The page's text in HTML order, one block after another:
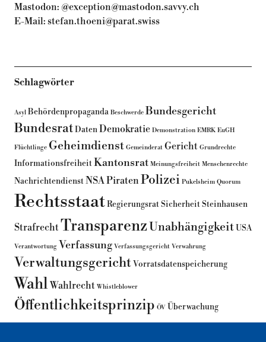
Mastodon: @exception@mastodon.savvy.ch
E-Mail: stefan.thoeni@parat.swiss
Schlagwörter
Asyl Behördenpropaganda Beschwerde Bundesgericht
BundesratDatenDemokratie Demonstration EMRK EuGH
Flüchtlinge Geheimdienst Gemeinderat Gericht Grundrechte
InformationsfreiheitKantonsrat Meinungsfreiheit Menschenrechte
NachrichtendienstNSAPiratenPolizei Pukelsheim Quorum
RechtsstaatRegierungsratSicherheitSteinhausen
StrafrechtTransparenzUnabhängigkeitUSA
Verantwortung Verfassung Verfassungsgericht Verwahrung
VerwaltungsgerichtVorratsdatenspeicherung
Wahl Wahlrecht Whistleblower
Öffentlichkeitsprinzip ÖV Überwachung